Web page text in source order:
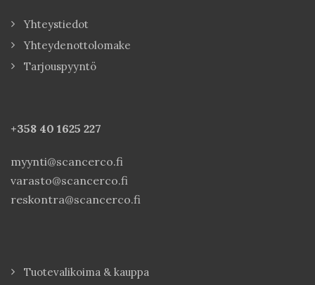
Yhteystiedot
Yhteydenottolomake
Tarjouspyyntö
+358 40 1625 227
myynti@scancerco.fi
varasto@scancerco.fi
reskontra@scancerco.fi
Tuotevalikoima & kauppa